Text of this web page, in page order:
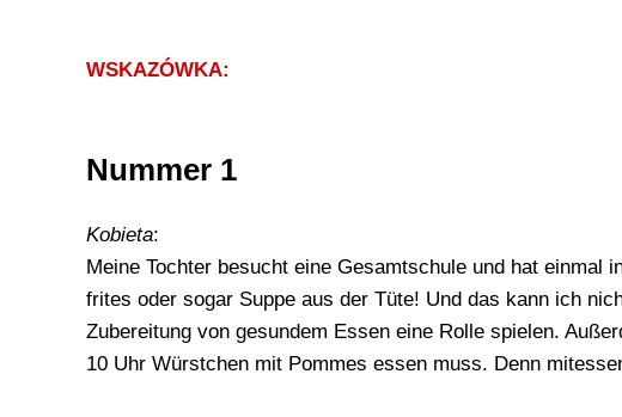
WSKAZÓWKA:
Nummer 1
Kobieta:
Meine Tochter besucht eine Gesamtschule und hat einmal
frites oder sogar Suppe aus der Tüte! Und das kann ich
Zubereitung von gesundem Essen eine Rolle spielen.
10 Uhr Würstchen mit Pommes essen muss. Denn